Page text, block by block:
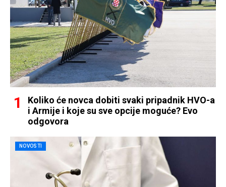
Koliko će novca dobiti svaki pripadnik HVO-a
i Armije i koje su sve opcije moguće? Evo
odgovora
NOVOSTI